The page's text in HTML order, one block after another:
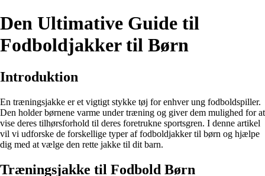
Den Ultimative Guide til
Fodboldjakker til Børn
Introduktion
En træningsjakke er et vigtigt stykke tøj for enhver ung fodboldspiller.
Den holder børnene varme under træning og giver dem mulighed for at
vise deres tilhørsforhold til deres foretrukne sportsgren. I denne artikel
vil vi udforske de forskellige typer af fodboldjakker til børn og hjælpe
dig med at vælge den rette jakke til dit barn.
Træningsjakke til Fodbold Børn